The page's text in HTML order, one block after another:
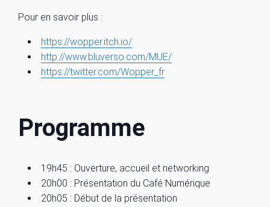
Pour en savoir plus :
https://wopper.itch.io/
http://www.bluverso.com/MUE/
https://twitter.com/Wopper_fr
Programme
19h45 : Ouverture, accueil et networking
20h00 : Présentation du Café Numérique
20h05 : Début de la présentation